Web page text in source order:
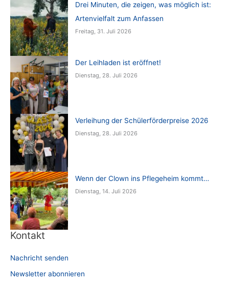
Drei Minuten, die zeigen, was möglich ist:
Artenvielfalt zum Anfassen
Freitag, 31. Juli 2026
Der Leihladen ist eröffnet!
Dienstag, 28. Juli 2026
Verleihung der Schülerförderpreise 2026
Dienstag, 28. Juli 2026
Wenn der Clown ins Pflegeheim kommt…
Dienstag, 14. Juli 2026
Kontakt
Nachricht senden
Newsletter abonnieren